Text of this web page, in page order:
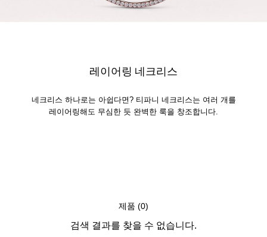
레이어링 네크리스
네크리스 하나로는 아쉽다면? 티파니 네크리스는 여러 개를
레이어링해도 무심한 듯 완벽한 룩을 창조합니다.
제품 (0)
검색 결과를 찾을 수 없습니다.